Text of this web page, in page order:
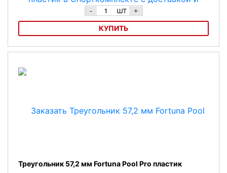
- шт +
КУПИТЬ
Треугольник 57,2 мм Fortuna Junior пластик
Треугольник 57,2 мм Fortuna Pool Pro пластик